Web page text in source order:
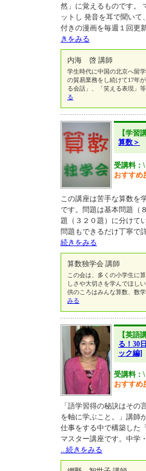
然」に覚えるものです。
ットし 発音を耳で聞いて
付きの漫画を毎週１回更
きをみる
内海 啓 講師
学生時代に中国の北京へ留
の貿易業務をし続けて17年
る会話」、「笑える表現」
る
【学習
算数＞
受講料：\
おすすめ
この講座は苦手な算数を
です。問題は基本問題（
題（３２０題）に分けて
問題もできるだけ丁寧で
続きをみる
算数独学会 講師
この会は、多くの小学生に
しさや大切さを学んでほ
供のころはみんな算数、数
みる
【英語
る！30
ック編]
受講料：\
おすすめ
「語学習得の秘訣はその
を軸に学ぶこと。」講師
仕事をする中で構築した
マスター講座です。中学
...続きをみる